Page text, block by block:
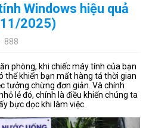
Windows hiệu quả
2025)
888
phòng, khi chiếc máy tính của bạn
thể khiến bạn mất hàng tá thời gian
tưởng chừng đơn giản. Và chính
lẻ đó, chính là điều khiến chúng ta
bực dọc khi làm việc.